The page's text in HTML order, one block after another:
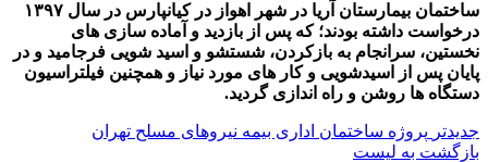
ساختمان بیمارستان آریا در شهر اهواز در کیانپارس در سال ۱۳۹۷
درخواست داشته بودند؛ که پس از بازدید و آماده سازی های
نخستین، سرانجام به بازکردن، شستشو و اسید شویی فرجامید و در
پایان پس از اسیدشویی و کار های مورد نیاز و همچنین فیلتراسیون
دستگاه ها روشن و راه اندازی گردید.
جدیدتر پروژه ساختمان اداری بیمه نیروهای مسلح تهران
بازگشت به لیست